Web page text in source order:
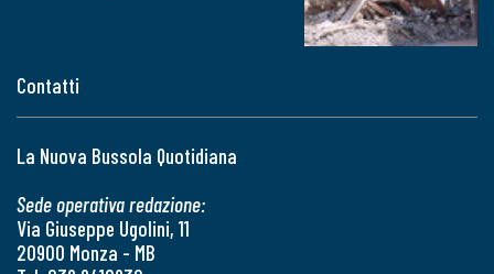
Contatti
La Nuova Bussola Quotidiana
Sede operativa redazione:
Via Giuseppe Ugolini, 11
20900 Monza - MB